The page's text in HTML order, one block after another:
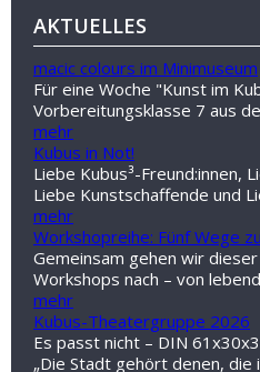
AKTUELLES
macic colours im Minimuseum
Für eine Woche "Kunst im
Vorbereitungsklasse 7 aus
mehr
Kubus in Not!
Liebe Kubus³-Freund:innen,
Liebe Kunstschaffende und
mehr
Workshopreihe: Fünf Wege
Gemeinsam gehen wir
Workshops nach – von
mehr
Kubus-Theatergruppe 2026
Es passt nicht – DIN
„Die Stadt gehört denen, die